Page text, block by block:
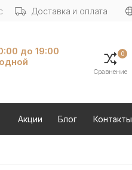
Доставка и оплата
до 19:00
0
Сравнение
Акции Блог Контакты